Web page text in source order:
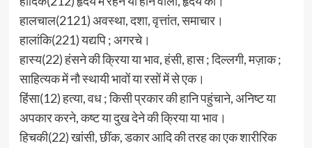
हालचाल(2121) अवस्था, दशा, वृत्तांत, समाचार।
हालांकि(221) यद्यपि ; अगरचे।
हास्य(22) हंसने की क्रिया या भाव, हंसी, हास ; दिल्लगी, मज़ाक ;
साहित्यक में नौ स्थायी भावों या रसों में से एक।
हिंसा(12) हत्या, वध ; किसी प्रकार की हानि पहुंचाने, अनिष्ट या
अपकार करने, कष्ट या दुख देने की क्रिया या भाव।
हिचकी(22) खांसी, छींक, डकार आदि की तरह का एक शारीरिक